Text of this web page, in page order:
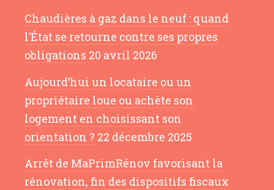
Chaudières à gaz dans le neuf : quand
l’État se retourne contre ses propres
obligations 20 avril 2026
Aujourd’hui un locataire ou un
propriétaire loue ou achète son
logement en choisissant son
orientation ? 22 décembre 2025
Arrêt de MaPrimRénov favorisant la
rénovation, fin des dispositifs fiscaux